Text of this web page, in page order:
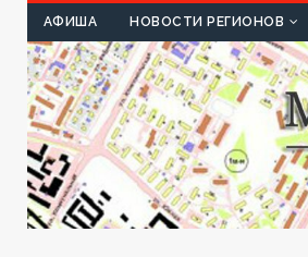
АФИША НОВОСТИ РЕГИОНОВ